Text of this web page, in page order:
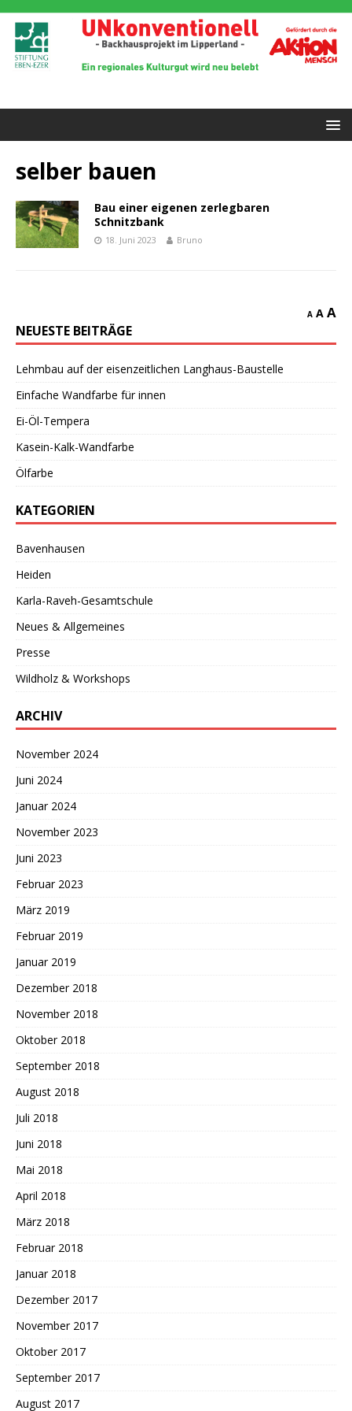
selber bauen
Bau einer eigenen zerlegbaren
Schnitzbank
18. Juni 2023 Bruno
A A A
NEUESTE BEITRÄGE
Lehmbau auf der eisenzeitlichen Langhaus-Baustelle
Einfache Wandfarbe für innen
Ei-Öl-Tempera
Kasein-Kalk-Wandfarbe
Ölfarbe
KATEGORIEN
Bavenhausen
Heiden
Karla-Raveh-Gesamtschule
Neues & Allgemeines
Presse
Wildholz & Workshops
ARCHIV
November 2024
Juni 2024
Januar 2024
November 2023
Juni 2023
Februar 2023
März 2019
Februar 2019
Januar 2019
Dezember 2018
November 2018
Oktober 2018
September 2018
August 2018
Juli 2018
Juni 2018
Mai 2018
April 2018
März 2018
Februar 2018
Januar 2018
Dezember 2017
November 2017
Oktober 2017
September 2017
August 2017